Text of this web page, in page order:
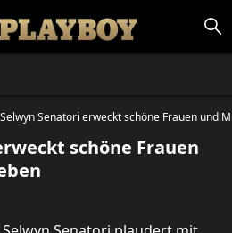
Selwyn Senatori erweckt schöne Frauen und
schöne Frauen